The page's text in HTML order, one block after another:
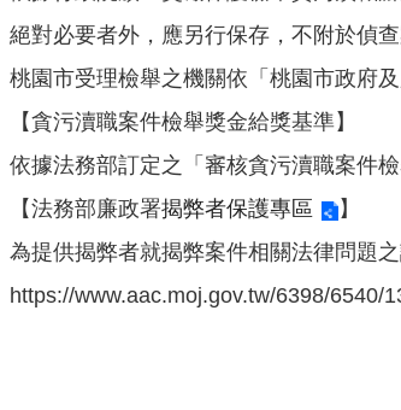
絕對必要者外，應另行保存，不附於偵
桃園市受理檢舉之機關依「桃園市政府
【貪污瀆職案件檢舉獎金給獎基準】
依據法務部訂定之「審核貪污瀆職案件
【法務部廉政署揭弊者保護專區
】
為提供揭弊者就揭弊案件相關法律問題
https://www.aac.moj.gov.tw/6398/6540/